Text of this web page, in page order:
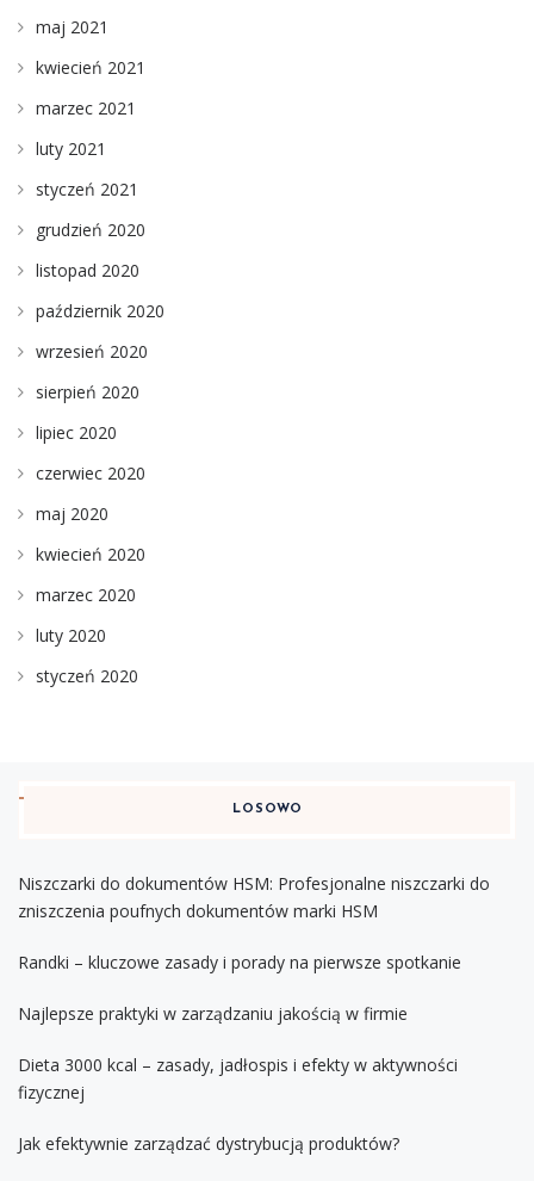
maj 2021
kwiecień 2021
marzec 2021
luty 2021
styczeń 2021
grudzień 2020
listopad 2020
październik 2020
wrzesień 2020
sierpień 2020
lipiec 2020
czerwiec 2020
maj 2020
kwiecień 2020
marzec 2020
luty 2020
styczeń 2020
LOSOWO
Niszczarki do dokumentów HSM: Profesjonalne niszczarki do
zniszczenia poufnych dokumentów marki HSM
Randki – kluczowe zasady i porady na pierwsze spotkanie
Najlepsze praktyki w zarządzaniu jakością w firmie
Dieta 3000 kcal – zasady, jadłospis i efekty w aktywności
fizycznej
Jak efektywnie zarządzać dystrybucją produktów?